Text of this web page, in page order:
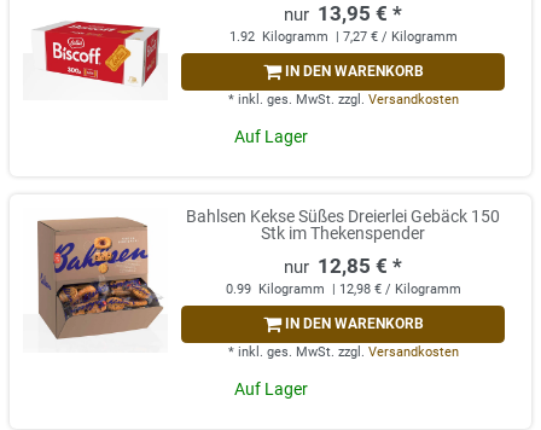
13,95 € *
1.92 Kilogramm | 7,27 € / Kilogramm
IN DEN WARENKORB
* inkl. ges. MwSt. zzgl. Versandkosten
Auf Lager
Bahlsen Kekse Süßes Dreierlei Gebäck 150
Stk im Thekenspender
12,85 € *
0.99 Kilogramm | 12,98 € / Kilogramm
IN DEN WARENKORB
* inkl. ges. MwSt. zzgl. Versandkosten
Auf Lager